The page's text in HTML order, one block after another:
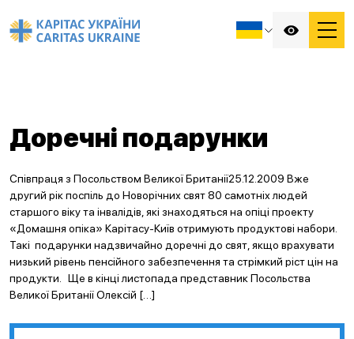
Доречні подарунки
Співпраця з Посольством Великої Британії25.12.2009 Вже
другий рік поспіль до Новорічних свят 80 самотніх людей
старшого віку та інвалідів, які знаходяться на опіці проекту
«Домашня опіка» Карітасу-Київ отримують продуктові набори.
Такі подарунки надзвичайно доречні до свят, якщо врахувати
низький рівень пенсійного забезпечення та стрімкий ріст цін на
продукти. Ще в кінці листопада представник Посольства
Великої Британії Олексій […]